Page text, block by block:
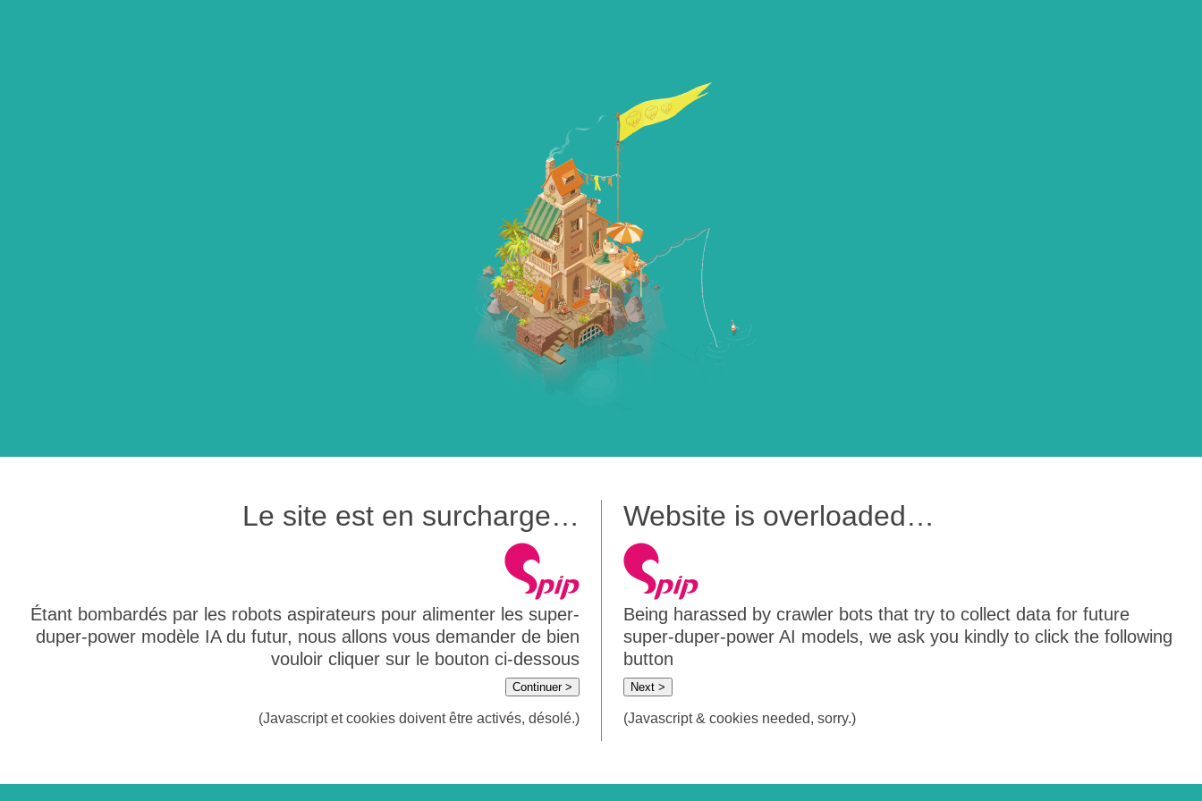
Le site est en surcharge…
Étant bombardés par les robots aspirateurs pour alimenter les super-
duper-power modèle IA du futur, nous allons vous demander de bien
vouloir cliquer sur le bouton ci-dessous
Continuer >
(Javascript et cookies doivent être activés, désolé.)
Website is overloaded…
Being harassed by crawler bots that try to collect data for future
super-duper-power AI models, we ask you kindly to click the following
button
Next >
(Javascript & cookies needed, sorry.)